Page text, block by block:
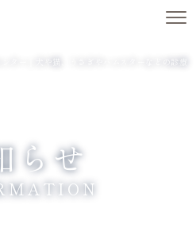
らせ
ター｜犬や猫、うさぎやハムスターなどの診療